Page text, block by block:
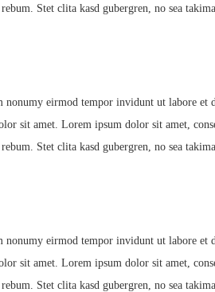
Stet clita kasd gubergren, no sea
eirmod tempor invidunt ut labore
sit amet. Lorem ipsum dolor sit amet,
Stet clita kasd gubergren, no sea
eirmod tempor invidunt ut labore
sit amet. Lorem ipsum dolor sit amet,
Stet clita kasd gubergren, no sea